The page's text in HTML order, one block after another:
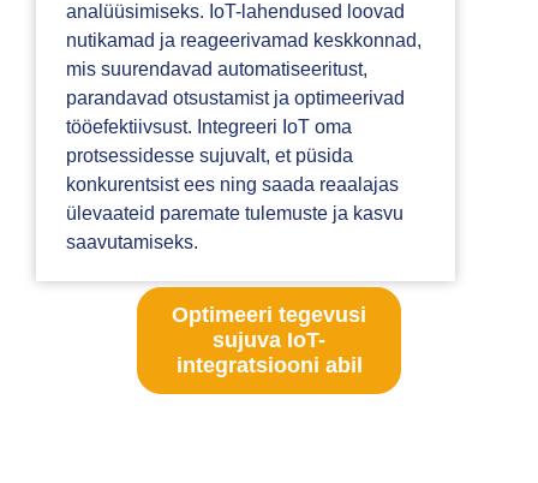
analüüsimiseks. IoT-lahendused loovad
nutikamad ja reageerivamad keskkonnad,
mis suurendavad automatiseeritust,
parandavad otsustamist ja optimeerivad
tööefektiivsust. Integreeri IoT oma
protsessidesse sujuvalt, et püsida
konkurentsist ees ning saada reaalajas
ülevaateid paremate tulemuste ja kasvu
saavutamiseks.
Optimeeri tegevusi
sujuva IoT-
integratsiooni abil